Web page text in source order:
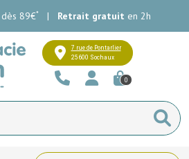
dès 89€* | Retrait gratuit en 2h
Pharmacie Carlin Votre
7 rue de Pontarlier
25600 Sochaux
0